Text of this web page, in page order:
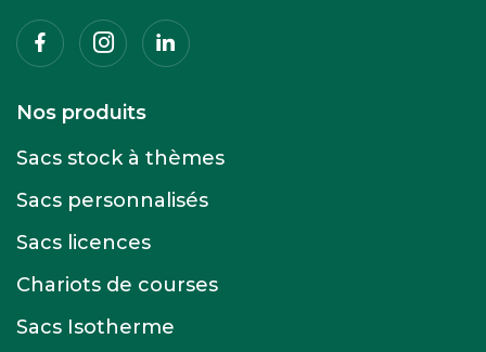
FacebookInstagramLinkedin
Nos produits
Sacs stock à thèmes
Sacs personnalisés
Sacs licences
Chariots de courses
Sacs Isotherme